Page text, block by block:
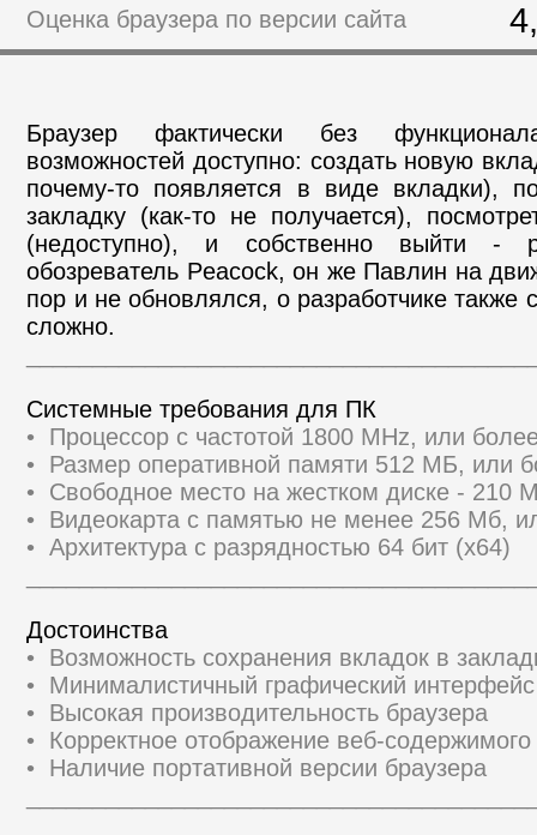
Оценка браузера по версии сайта
Браузер фактически без
возможностей доступно: создать новую
почему-то появляется в виде вкладки),
закладку (как-то не получается),
(недоступно), и собственно выйти -
обозреватель Peacock, он же Павлин на
пор и не обновлялся, о разработчике также
сложно.
Системные требования для ПК
• Процессор с частотой 1800 MHz, или
• Размер оперативной памяти 512 МБ, или
• Свободное место на жестком диске - 210
• Видеокарта с памятью не менее 256 Мб,
• Архитектура с разрядностью 64 бит (x64)
Достоинства
• Возможность сохранения вкладок в
• Минималистичный графический интерфейс
• Высокая производительность браузера
• Корректное отображение веб-содержимого
• Наличие портативной версии браузера